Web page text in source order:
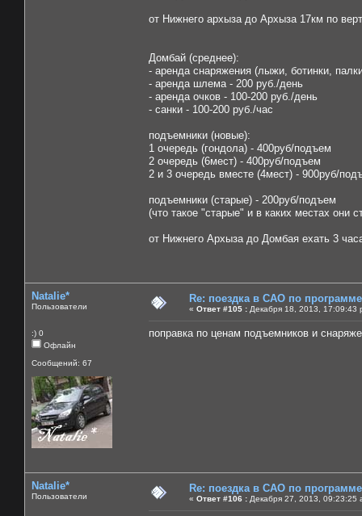
от Нижнего архыза до Архыза 17км по
Домбай (среднее):
- аренда снаряжения (лыжи, ботинки,
- аренда шлема - 200 руб./день
- аренда очков - 100-200 руб./день
- санки - 100-200 руб./час
подъемники (новые):
1 очередь (гондола) - 400руб/подъем
2 очередь (6мест) - 400руб/подъем
2 и 3 очередь вместе (4мест) - 900руб/
подъемники (старые) - 200руб/подъем
(что такое "старые" и в каких местах они
от Нижнего Архыза до Домбая ехать 3
Natalie*
Пользователи
:) 0
Офлайн
Сообщений: 67
Re: поездка в САО по
« Ответ #105 : Декабря 18, 2013, 17:09:43
поправка по ценам подъемников и
Natalie*
Пользователи
Re: поездка в САО по
« Ответ #106 : Декабря 27, 2013, 09:23:25